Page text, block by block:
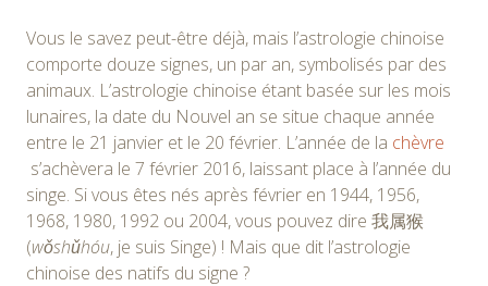
Vous le savez peut-être déjà, mais l’astrologie chinoise
comporte douze signes, un par an, symbolisés par des
animaux. L’astrologie chinoise étant basée sur les mois
lunaires, la date du Nouvel an se situe chaque année
entre le 21 janvier et le 20 février. L’année de la chèvre
s’achèvera le 7 février 2016, laissant place à l’année du
singe. Si vous êtes nés après février en 1944, 1956,
1968, 1980, 1992 ou 2004, vous pouvez dire 我属猴
(wǒshǔhóu, je suis Singe) ! Mais que dit l’astrologie
chinoise des natifs du signe ?